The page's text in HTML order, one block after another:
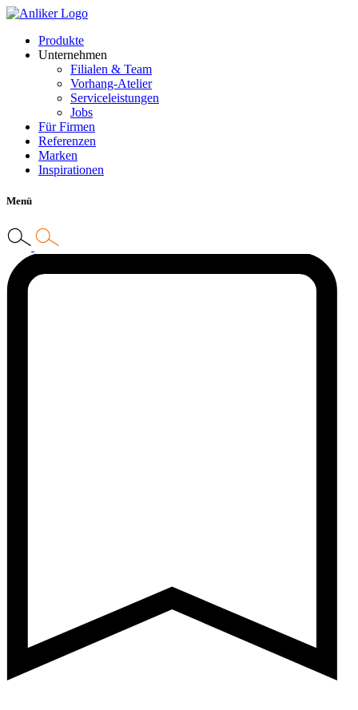
Produkte
Unternehmen
Filialen & Team
Vorhang-Atelier
Serviceleistungen
Jobs
Für Firmen
Referenzen
Marken
Inspirationen
Menü